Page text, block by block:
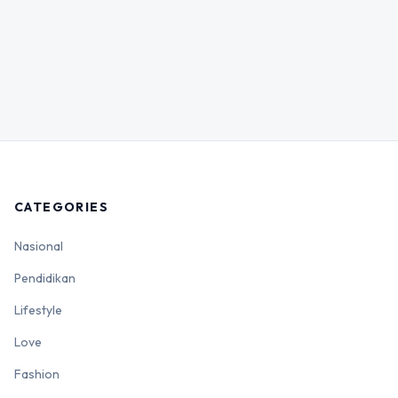
CATEGORIES
Nasional
Pendidikan
Lifestyle
Love
Fashion